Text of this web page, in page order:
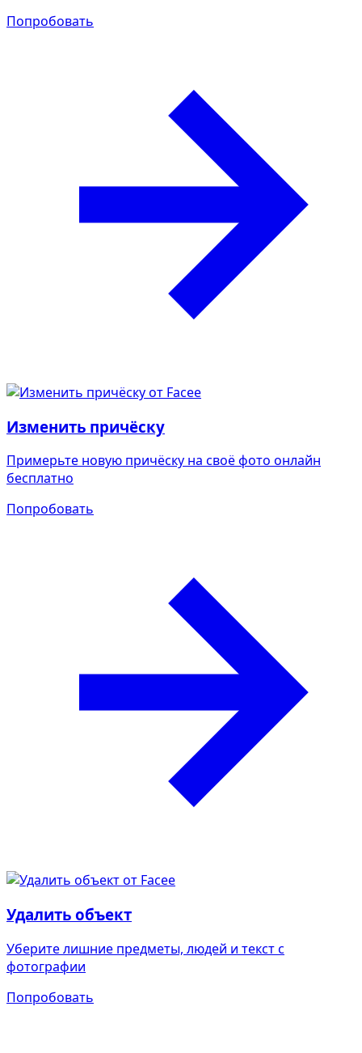
Попробовать
Изменить причёску
Примерьте новую причёску на своё фото онлайн
бесплатно
Попробовать
Удалить объект
Уберите лишние предметы, людей и текст с
фотографии
Попробовать